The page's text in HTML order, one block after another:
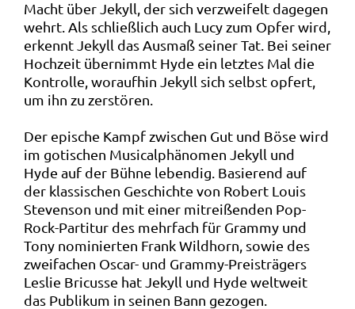
Macht über Jekyll, der sich verzweifelt dagegen
wehrt. Als schließlich auch Lucy zum Opfer wird,
erkennt Jekyll das Ausmaß seiner Tat. Bei seiner
Hochzeit übernimmt Hyde ein letztes Mal die
Kontrolle, woraufhin Jekyll sich selbst opfert,
um ihn zu zerstören.
Der epische Kampf zwischen Gut und Böse wird
im gotischen Musicalphänomen Jekyll und
Hyde auf der Bühne lebendig. Basierend auf
der klassischen Geschichte von Robert Louis
Stevenson und mit einer mitreißenden Pop-
Rock-Partitur des mehrfach für Grammy und
Tony nominierten Frank Wildhorn, sowie des
zweifachen Oscar- und Grammy-Preisträgers
Leslie Bricusse hat Jekyll und Hyde weltweit
das Publikum in seinen Bann gezogen.